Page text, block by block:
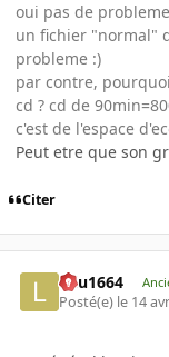
oui pas de
un fichier "normal"
probleme :)
par contre,
cd ? cd de
c'est de l'espace
Peut etre que son
Citer
lulu1664
Posté(e) le 14